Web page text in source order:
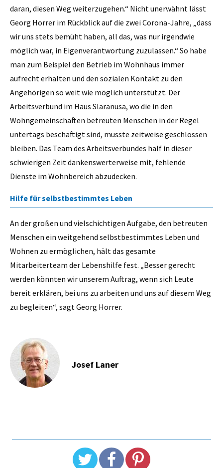
daran, diesen Weg weiterzugehen.“ Nicht unerwähnt lässt
Georg Horrer im Rückblick auf die zwei Corona-Jahre, „dass
wir uns stets bemüht haben, all das, was nur irgendwie
möglich war, in Eigenverantwortung zuzulassen.“ So habe
man zum Beispiel den Betrieb im Wohnhaus immer
aufrecht erhalten und den sozialen Kontakt zu den
Angehörigen so weit wie möglich unterstützt. Der
Arbeitsverbund im Haus Slaranusa, wo die in den
Wohngemeinschaften betreuten Menschen in der Regel
untertags beschäftigt sind, musste zeitweise geschlossen
bleiben. Das Team des Arbeitsverbundes half in dieser
schwierigen Zeit dankenswerterweise mit, fehlende
Dienste im Wohnbereich abzudecken.
Hilfe für selbstbestimmtes Leben
An der großen und vielschichtigen Aufgabe, den betreuten
Menschen ein weitgehend selbstbestimmtes Leben und
Wohnen zu ermöglichen, hält das gesamte
Mitarbeiterteam der Lebenshilfe fest. „Besser gerecht
werden könnten wir unserem Auftrag, wenn sich Leute
bereit erklären, bei uns zu arbeiten und uns auf diesem Weg
zu begleiten“, sagt Georg Horrer.
Josef Laner